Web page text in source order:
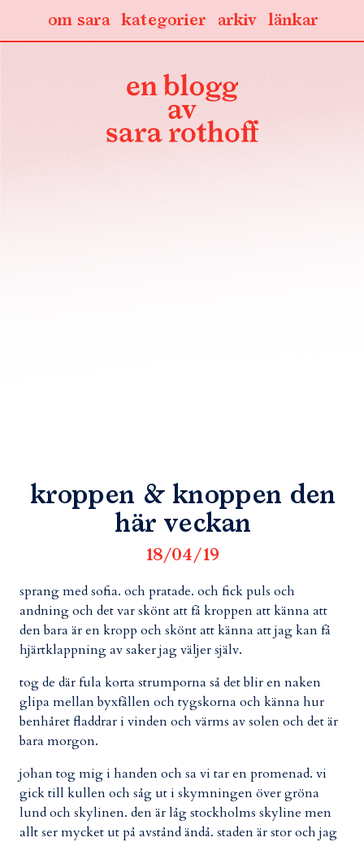
länkar
arkiv
kategorier
om sara
kroppen & knoppen den
här veckan
18/04/19
sprang med sofia. och pratade. och fick puls och
andning och det var skönt att få kroppen att känna att
den bara är en kropp och skönt att känna att jag kan få
hjärtklappning av saker jag väljer själv.
tog de där fula korta strumporna så det blir en naken
glipa mellan byxfållen och tygskorna och känna hur
benhåret fladdrar i vinden och värms av solen och det är
bara morgon.
johan tog mig i handen och sa vi tar en promenad. vi
gick till kullen och såg ut i skymningen över gröna
lund och skylinen. den är låg stockholms skyline men
allt ser mycket ut på avstånd ändå. staden är stor och jag